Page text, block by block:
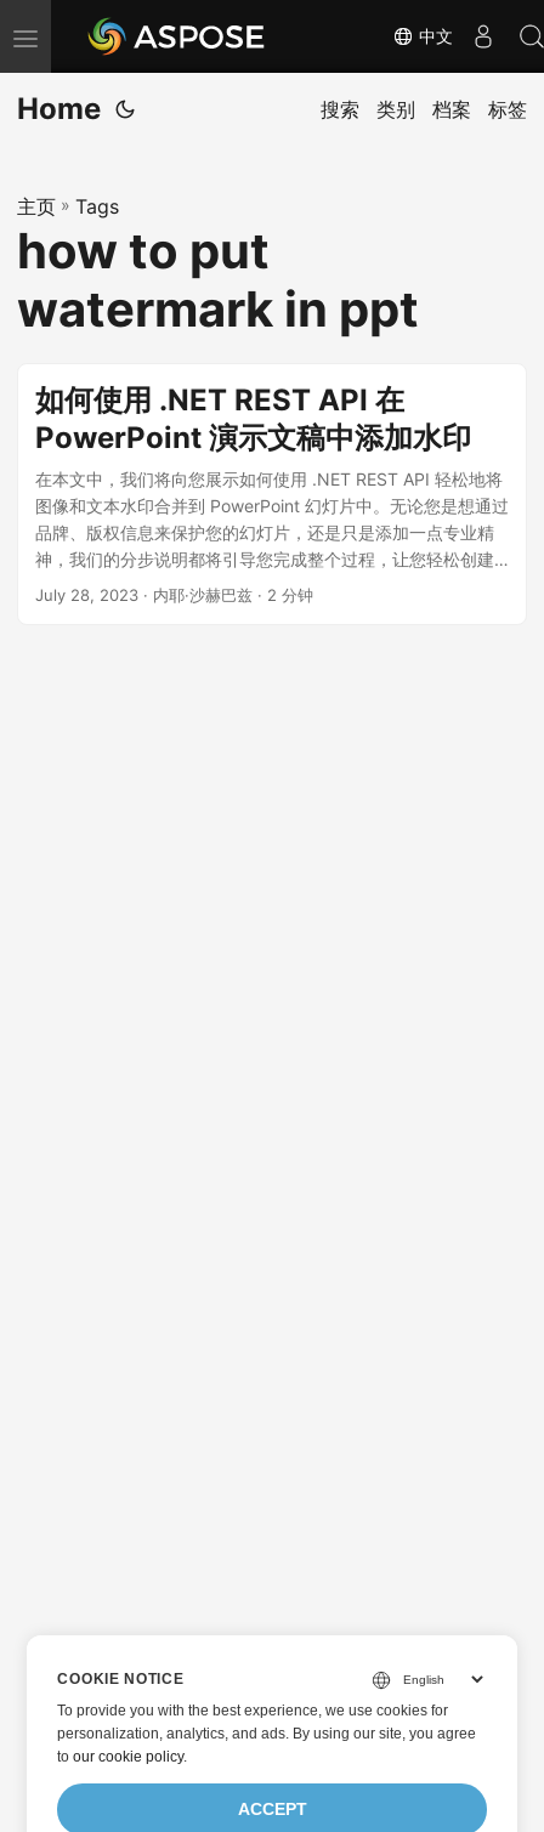
切
换
导
中文
Home 搜索 类别 档案 标签
主页 » Tags
how to put
watermark in ppt
如何使用 .NET REST API 在
PowerPoint 演示文稿中添加水印
在本文中，我们将向您展示如何使用 .NET REST API 轻松地将
图像和文本水印合并到 PowerPoint 幻灯片中。无论您是想通过
品牌、版权信息来保护您的幻灯片，还是只是添加一点专业精
神，我们的分步说明都将引导您完成整个过程，让您轻松创建
具有视觉吸引力的定制演示文稿。
July 28, 2023 · 内耶·沙赫巴兹 · 2 分钟
COOKIE NOTICE
To provide you with the best experience, we use cookies for
personalization, analytics, and ads. By using our site, you agree
toour cookie policy.
ACCEPT